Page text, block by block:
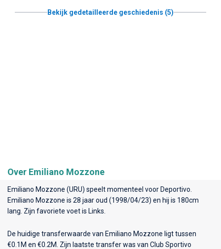
Bekijk gedetailleerde geschiedenis (5)
Over Emiliano Mozzone
Emiliano Mozzone (URU) speelt momenteel voor Deportivo
Emiliano Mozzone is 28 jaar oud (1998/04/23) en hij is 180cm
lang. Zijn favoriete voet is Links.
De huidige transferwaarde van Emiliano Mozzone ligt tussen
€0.1M en €0.2M. Zijn laatste transfer was van Club Sportivo